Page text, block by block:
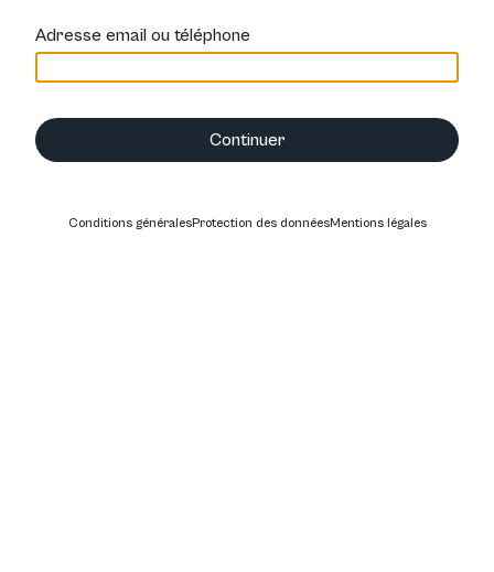
Adresse email ou téléphone
Continuer
Conditions généralesProtection des donnéesMentions légales